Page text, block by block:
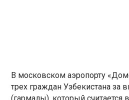
В московском аэропорту
трех граждан Узбекистана за